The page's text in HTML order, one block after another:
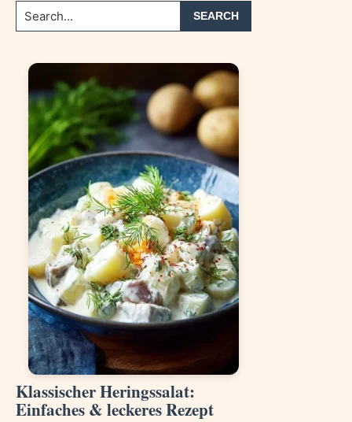
Search...
Klassischer Heringssalat:
Einfaches & leckeres Rezept